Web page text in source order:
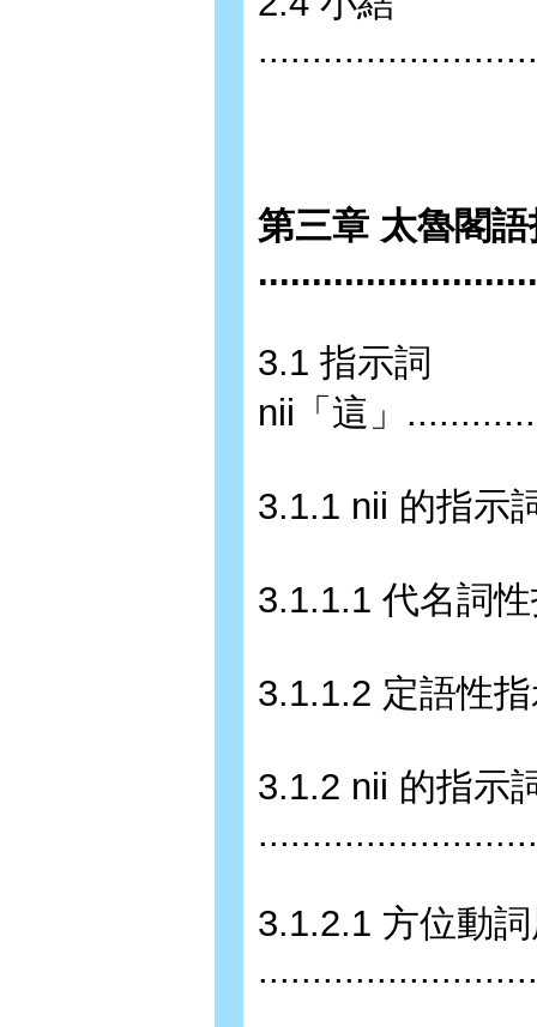
第三章 太魯閣
3.1 指示詞
nii「這」
3.1.1 nii 的指示
3.1.1.1 代名詞
3.1.1.2 定語性
3.1.2 nii 的指示
3.1.2.1 方位動